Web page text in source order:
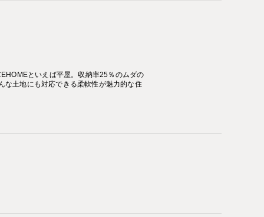
といえば平屋。収納率25％のムダの
な土地にも対応できる柔軟性が魅力的な住